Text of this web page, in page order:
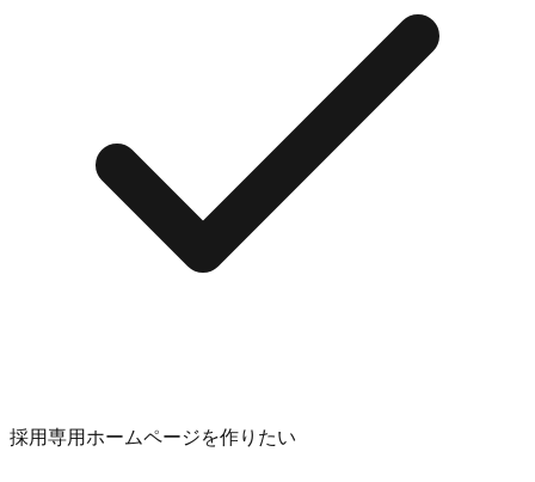
採用専用ホームページを作りたい